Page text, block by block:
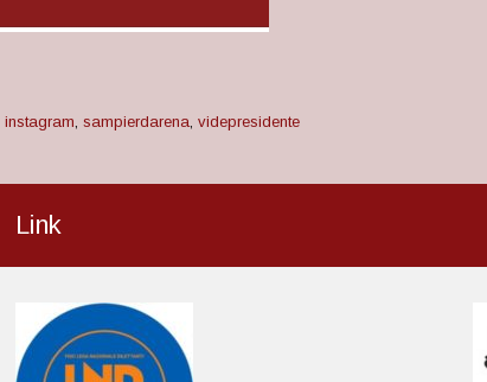
instagram, sampierdarena, videpresidente
Link